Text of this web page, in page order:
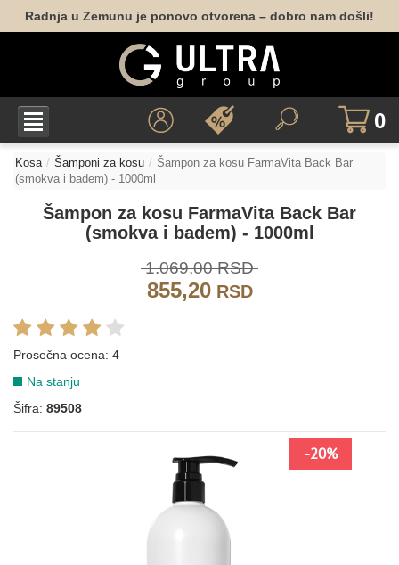
Radnja u Zemunu je ponovo otvorena – dobro nam došli!
0
Kosa Šamponi za kosu
Šampon za kosu FarmaVita Back Bar
(smokva i badem) - 1000ml
Šampon za kosu FarmaVita Back Bar
(smokva i badem) - 1000ml
1.069,00 RSD
855,20RSD
Prosečna ocena: 4
Na stanju
Šifra: 89508
-20%